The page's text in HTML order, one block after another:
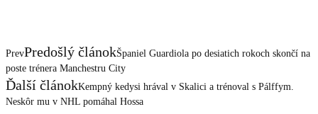
PrevPredošlý článokŠpaniel Guardiola po desiatich rokoch skončí na
poste trénera Manchestru City
Ďalší článokKempný kedysi hrával v Skalici a trénoval s Pálffym.
Neskôr mu v NHL pomáhal Hossa